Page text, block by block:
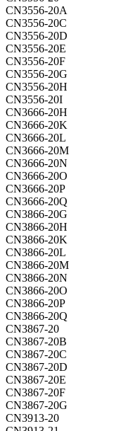
CN3556-20A
CN3556-20C
CN3556-20D
CN3556-20E
CN3556-20F
CN3556-20G
CN3556-20H
CN3556-20I
CN3666-20H
CN3666-20K
CN3666-20L
CN3666-20M
CN3666-20N
CN3666-20O
CN3666-20P
CN3666-20Q
CN3866-20G
CN3866-20H
CN3866-20K
CN3866-20L
CN3866-20M
CN3866-20N
CN3866-20O
CN3866-20P
CN3866-20Q
CN3867-20
CN3867-20B
CN3867-20C
CN3867-20D
CN3867-20E
CN3867-20F
CN3867-20G
CN3913-20